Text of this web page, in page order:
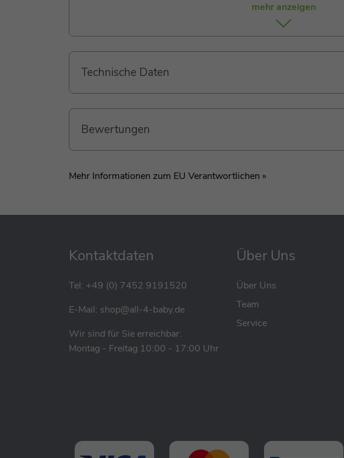
Ich bin das Globber Walk n' Roll begleite Eure Kleinsten von
Aufsitz-Fahrzeug für Kinder von 6 bis 36 Monaten und
Entwicklung.
Mit nur einem Handgriff könnt Ihr mich werkzeuglos umbauen:
macht mich langlebig sowie umweltfreundlich.
sorgen. Mein ergonomischer Sitz, robuster Lenker und das
bieten Komfort, Sicherheit und Platz für alles Wichtige. Mit
könnt Ihr mir sogar einen ganz eigenen Look verleihen.
neues Abenteuer!
mehr anzeigen
Technische Daten
Bewertungen
Mehr Informationen zum EU Verantwortlichen »
Kontaktdaten
Tel: +49 (0) 7452 9191520
E-Mail: shop@all-4-baby.de
Wir sind für Sie erreichbar:
Montag - Freitag 10:00 - 17:00 Uhr
Über Uns
Über Uns
Team
Service